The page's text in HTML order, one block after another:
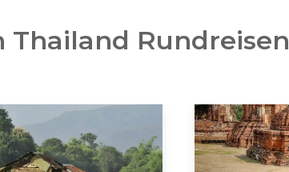
Thailand Rundreisen